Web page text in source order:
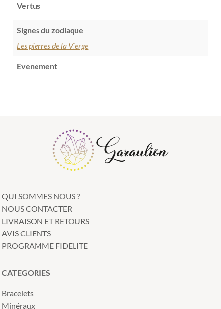
Vertus
Signes du zodiaque
Les pierres de la Vierge
Evenement
QUI SOMMES NOUS ?
NOUS CONTACTER
LIVRAISON ET RETOURS
AVIS CLIENTS
PROGRAMME FIDELITE
CATEGORIES
Bracelets
Minéraux